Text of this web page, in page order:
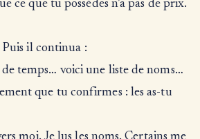
ce que tu possèdes n’a pas de prix.
Puis il continua :
de temps… voici une liste de noms…
que tu confirmes : les as-tu